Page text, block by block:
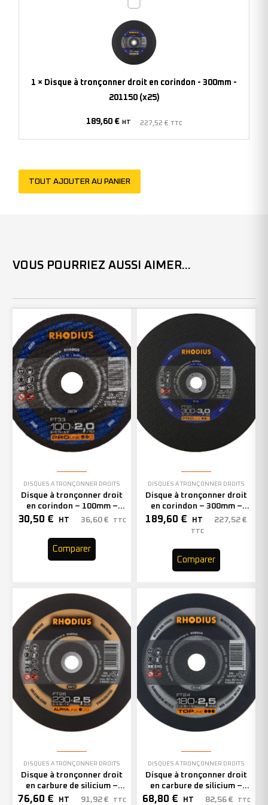
tronçonner
droit
-
1 × Disque à tronçonner droit en corindon - 300mm -
201150 (x25)
189,60 € HT 227,52 € TTC
TOUT AJOUTER AU PANIER
VOUS POURRIEZ AUSSI AIMER...
DISQUES À TRONÇONNER DROITS
Disque à tronçonner droit
en corindon – 100mm –
200736 (x25)
30,50 € HT 36,60 € TTC
Comparer
DISQUES À TRONÇONNER DROITS
Disque à tronçonner droit
en corindon – 300mm –
201166 (x25)
189,60 € HT 227,52 €
TTC
Comparer
DISQUES À TRONÇONNER DROITS
Disque à tronçonner droit
en carbure de silicium –
230mm – 208727 (x25)
76,60 € HT 91,92 € TTC
DISQUES À TRONÇONNER DROITS
Disque à tronçonner droit
en carbure de silicium –
180mm – 201048 (x25)
68,80 € HT 82,56 € TTC